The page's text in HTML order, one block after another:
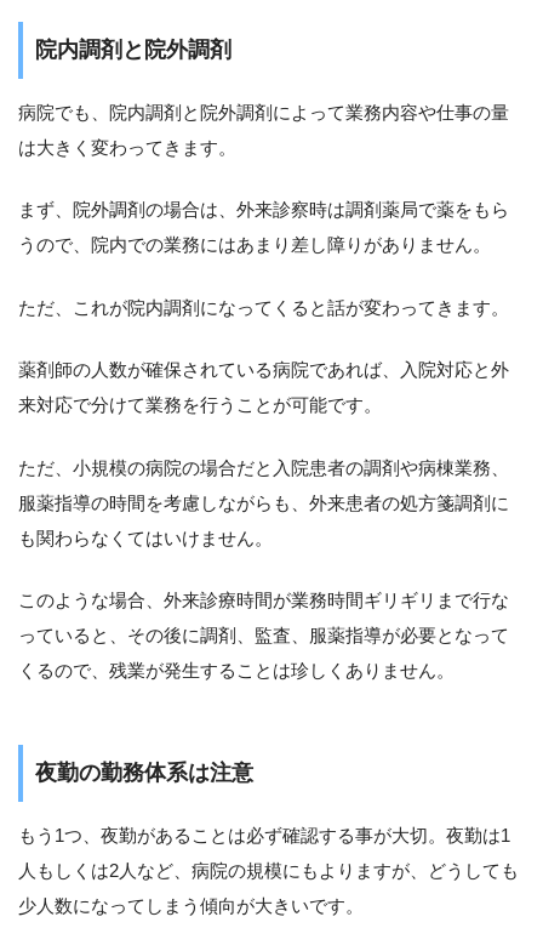
院内調剤と院外調剤
病院でも、院内調剤と院外調剤によって業務内容や仕事の量
は大きく変わってきます。
まず、院外調剤の場合は、外来診察時は調剤薬局で薬をもら
うので、院内での業務にはあまり差し障りがありません。
ただ、これが院内調剤になってくると話が変わってきます。
薬剤師の人数が確保されている病院であれば、入院対応と外
来対応で分けて業務を行うことが可能です。
ただ、小規模の病院の場合だと入院患者の調剤や病棟業務、
服薬指導の時間を考慮しながらも、外来患者の処方箋調剤に
も関わらなくてはいけません。
このような場合、外来診療時間が業務時間ギリギリまで行な
っていると、その後に調剤、監査、服薬指導が必要となって
くるので、残業が発生することは珍しくありません。
夜勤の勤務体系は注意
もう1つ、夜勤があることは必ず確認する事が大切。夜勤は1
人もしくは2人など、病院の規模にもよりますが、どうしても
少人数になってしまう傾向が大きいです。